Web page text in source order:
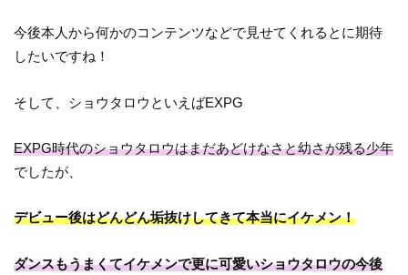
今後本人から何かのコンテンツなどで見せてくれるとに期待
したいですね！
そして、ショウタロウといえばEXPG
EXPG時代のショウタロウはまだあどけなさと幼さが残る少年
でしたが、
デビュー後はどんどん垢抜けしてきて本当にイケメン！
ダンスもうまくてイケメンで更に可愛いショウタロウの今後